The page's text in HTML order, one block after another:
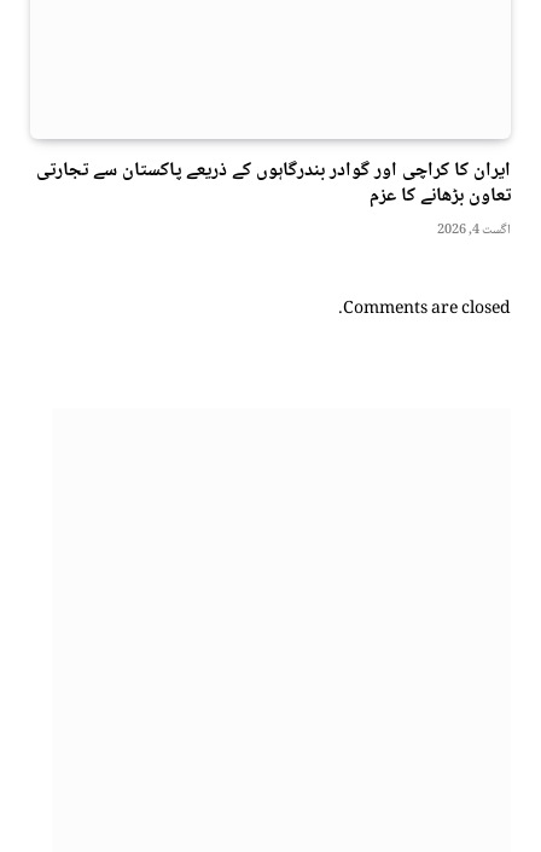
ایران کا کراچی اور گوادر بندرگاہوں کے ذریعے پاکستان سے تجارتی
تعاون بڑھانے کا عزم
اگست 4, 2026
Comments are closed.